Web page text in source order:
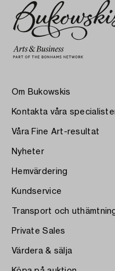
Om Bukowskis
Kontakta våra
Våra Fine Art-resultat
Nyheter
Hemvärdering
Kundservice
Transport och
Private Sales
Värdera & sälja